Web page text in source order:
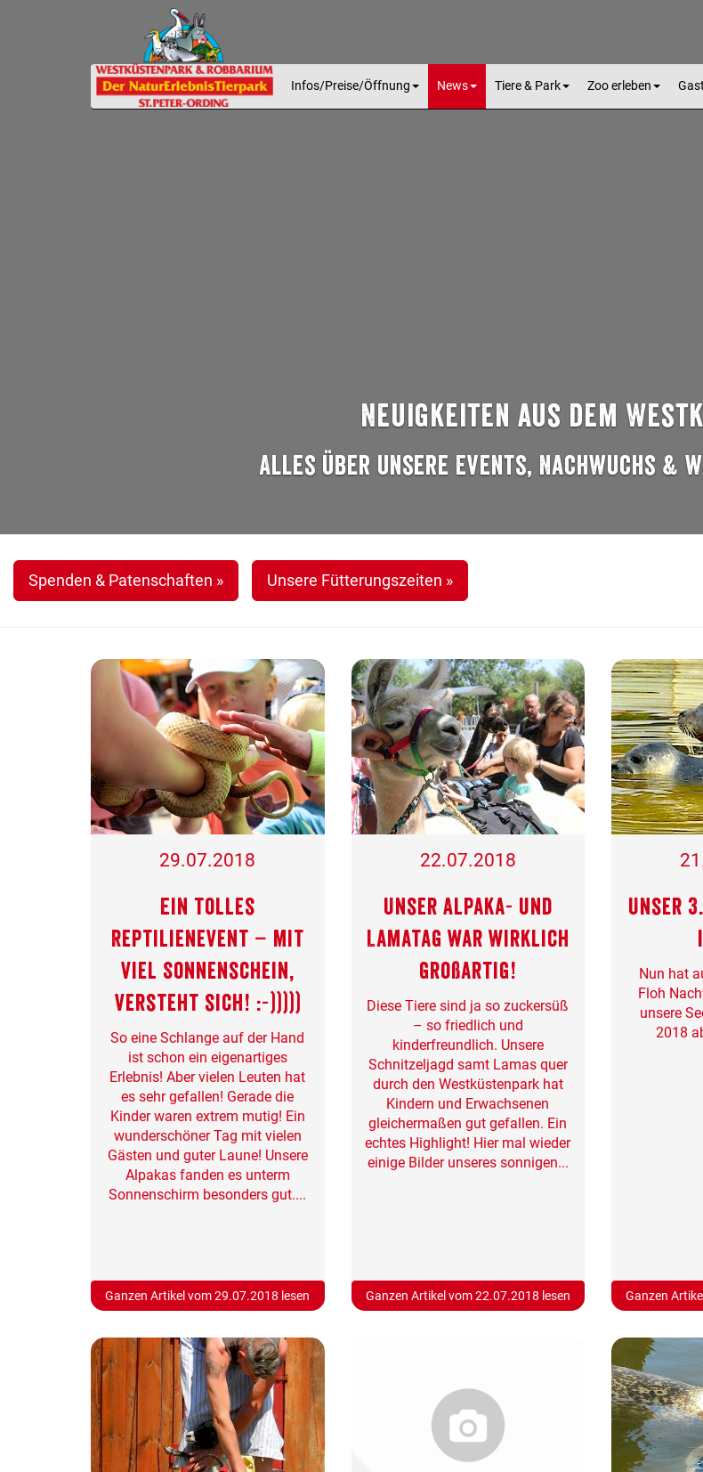
Infos/Preise/Öffnung News Tiere & Park Zoo erleben
Neuigkeiten aus dem
Alles über unsere Events, Nachwuchs &
Spenden & Patenschaften » Unsere Fütterungszeiten »
29.07.2018
Ein tolles
Reptilienevent – mit
viel Sonnenschein,
versteht sich! :-)))))
So eine Schlange auf der Hand
ist schon ein eigenartiges
Erlebnis! Aber vielen Leuten hat
es sehr gefallen! Gerade die
Kinder waren extrem mutig! Ein
wunderschöner Tag mit vielen
Gästen und guter Laune! Unsere
Alpakas fanden es unterm
Sonnenschirm besonders gut....
Ganzen Artikel vom 29.07.2018 lesen
22.07.2018
Unser Alpaka- und
Lamatag war wirklich
großartig!
Diese Tiere sind ja so zuckersüß
– so friedlich und
kinderfreundlich. Unsere
Schnitzeljagd samt Lamas quer
durch den Westküstenpark hat
Kindern und Erwachsenen
gleichermaßen gut gefallen. Ein
echtes Highlight! Hier mal wieder
einige Bilder unseres sonnigen...
Ganzen Artikel vom 22.07.2018 lesen
Unser
Nun hat
Floh
unsere
2018
Ganzen